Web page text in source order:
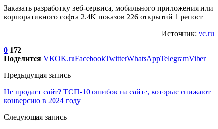
Заказать разработку веб-сервиса, мобильного приложения или
корпоративного софта 2.4K показов 226 открытий 1 репост
Источник: vc.ru
0 172
Поделится VKOK.ruFacebookTwitterWhatsAppTelegramViber
Предыдущая запись
Не продает сайт? ТОП-10 ошибок на сайте, которые снижают
конверсию в 2024 году
Следующая запись